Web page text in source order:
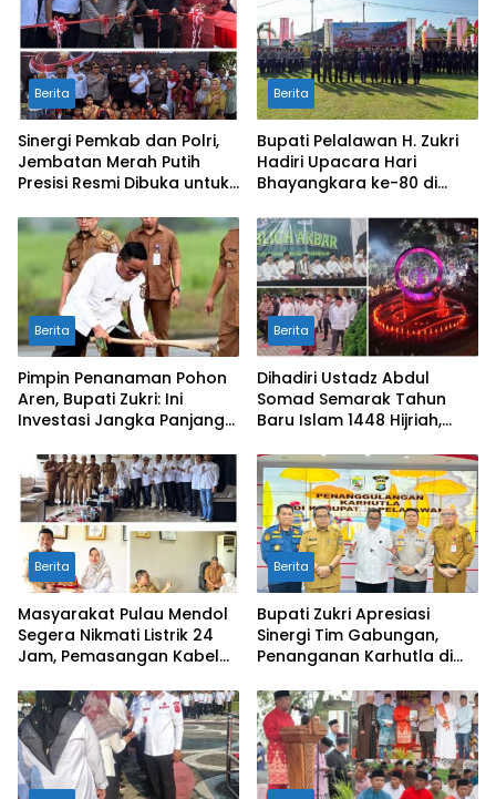
Berita
Sinergi Pemkab dan Polri,
Jembatan Merah Putih
Presisi Resmi Dibuka untuk
Rangsang
Berita
Bupati Pelalawan H. Zukri
Hadiri Upacara Hari
Bhayangkara ke-80 di
Berita
Pimpin Penanaman Pohon
Aren, Bupati Zukri: Ini
Investasi Jangka Panjang
Pelalawan
Berita
Dihadiri Ustadz Abdul
Somad Semarak Tahun
Baru Islam 1448 Hijriah,
Masyarakat
Berita
Masyarakat Pulau Mendol
Segera Nikmati Listrik 24
Jam, Pemasangan Kabel
Persen
Berita
Bupati Zukri Apresiasi
Sinergi Tim Gabungan,
Penanganan Karhutla di